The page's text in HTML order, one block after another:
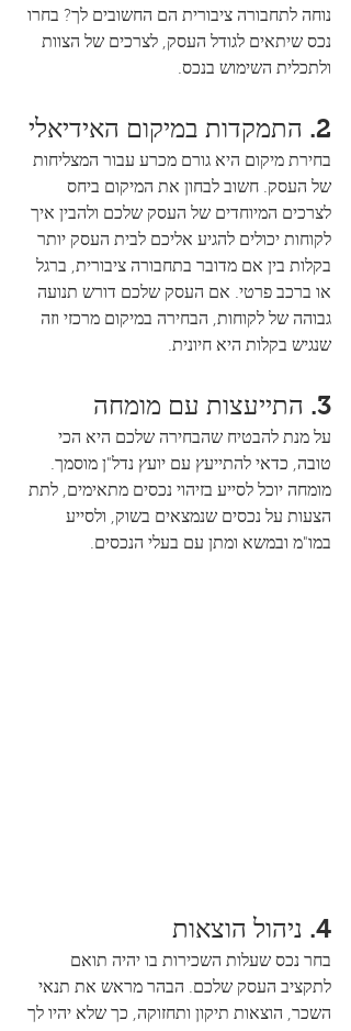
נוחה לתחבורה ציבורית הם החשובים לך? בחרו
נכס שיתאים לגודל העסק, לצרכים של הצוות
ולתכלית השימוש בנכס.
2. התמקדות במיקום האידיאלי
בחירת מיקום היא גורם מכרע עבור המצליחות
של העסק. חשוב לבחון את המיקום ביחס
לצרכים המיוחדים של העסק שלכם ולהבין איך
לקוחות יכולים להגיע אליכם לבית העסק יותר
בקלות בין אם מדובר בתחבורה ציבורית, ברגל
או ברכב פרטי. אם העסק שלכם דורש תנועה
גבוהה של לקוחות, הבחירה במיקום מרכזי וזה
שנגיש בקלות היא חיונית.
3. התייעצות עם מומחה
על מנת להבטיח שהבחירה שלכם היא הכי
טובה, כדאי להתייעץ עם יועץ נדל"ן מוסמך.
מומחה יוכל לסייע בזיהוי נכסים מתאימים, לתת
הצעות על נכסים שנמצאים בשוק, ולסייע
במו"מ ובמשא ומתן עם בעלי הנכסים.
4. ניהול הוצאות
בחר נכס שעלות השכירות בו יהיה תואם
לתקציב העסק שלכם. הבהר מראש את תנאי
השכר, הוצאות תיקון ותחזוקה, כך שלא יהיו לך